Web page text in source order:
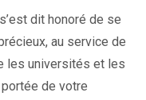
dit honoré de se
au service de
les universités et les
de votre